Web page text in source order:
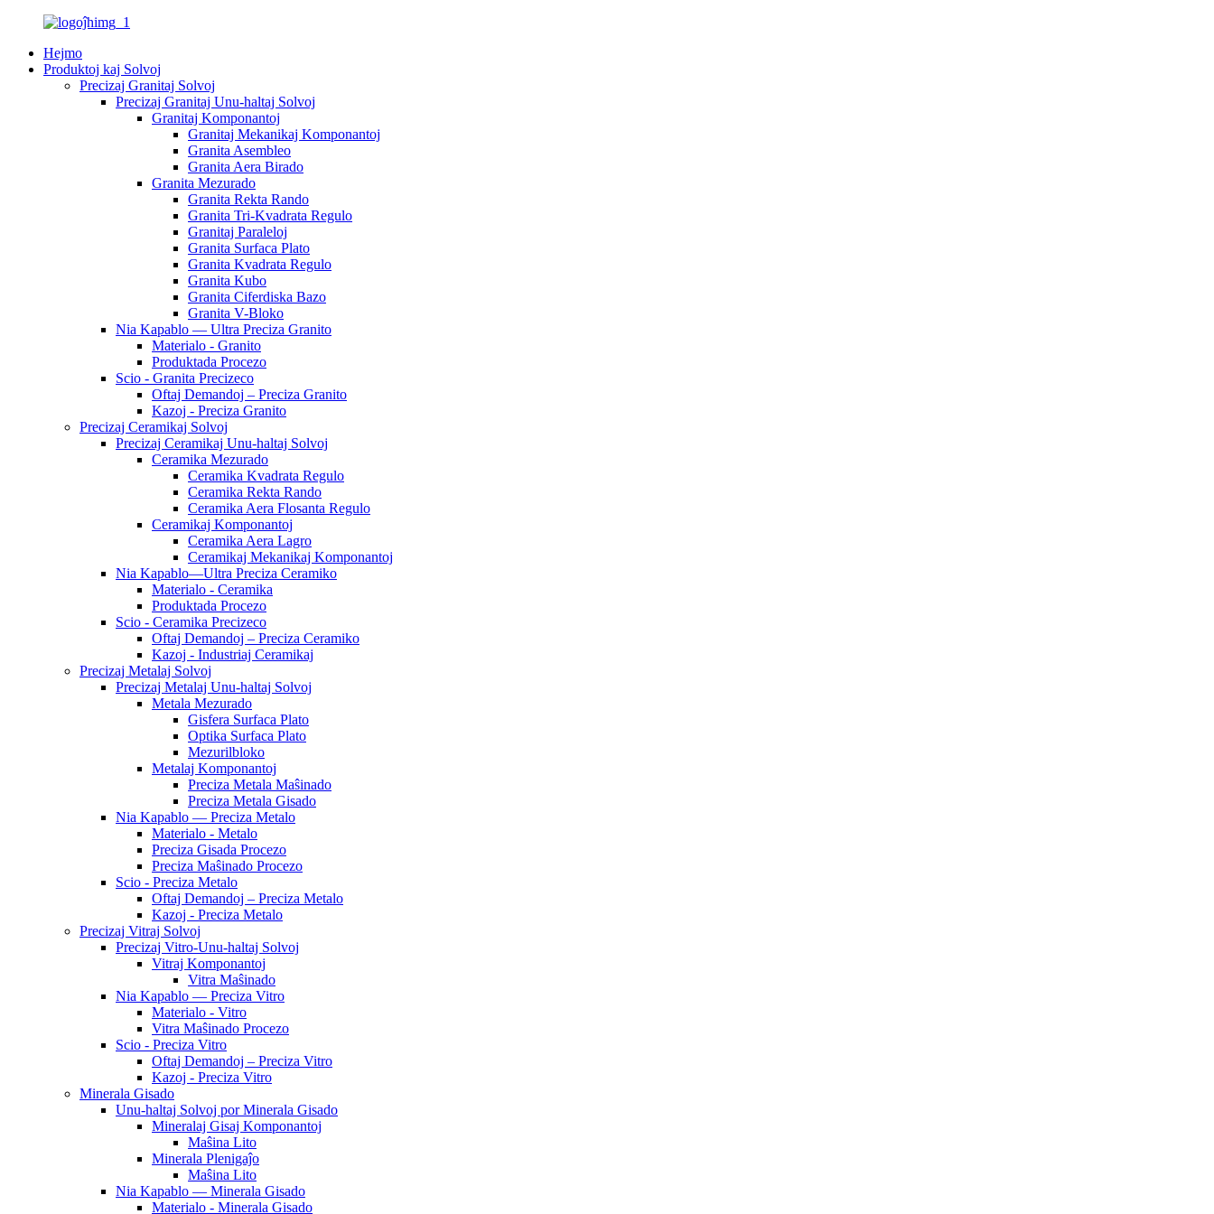
Hejmo
Produktoj kaj Solvoj
Precizaj Granitaj Solvoj
Precizaj Granitaj Unu-haltaj Solvoj
Granitaj Komponantoj
Granitaj Mekanikaj Komponantoj
Granita Asembleo
Granita Aera Birado
Granita Mezurado
Granita Rekta Rando
Granita Tri-Kvadrata Regulo
Granitaj Paraleloj
Granita Surfaca Plato
Granita Kvadrata Regulo
Granita Kubo
Granita Ciferdiska Bazo
Granita V-Bloko
Nia Kapablo — Ultra Preciza Granito
Materialo - Granito
Produktada Procezo
Scio - Granita Precizeco
Oftaj Demandoj – Preciza Granito
Kazoj - Preciza Granito
Precizaj Ceramikaj Solvoj
Precizaj Ceramikaj Unu-haltaj Solvoj
Ceramika Mezurado
Ceramika Kvadrata Regulo
Ceramika Rekta Rando
Ceramika Aera Flosanta Regulo
Ceramikaj Komponantoj
Ceramika Aera Lagro
Ceramikaj Mekanikaj Komponantoj
Nia Kapablo—Ultra Preciza Ceramiko
Materialo - Ceramika
Produktada Procezo
Scio - Ceramika Precizeco
Oftaj Demandoj – Preciza Ceramiko
Kazoj - Industriaj Ceramikaj
Precizaj Metalaj Solvoj
Precizaj Metalaj Unu-haltaj Solvoj
Metala Mezurado
Gisfera Surfaca Plato
Optika Surfaca Plato
Mezurilbloko
Metalaj Komponantoj
Preciza Metala Maŝinado
Preciza Metala Gisado
Nia Kapablo — Preciza Metalo
Materialo - Metalo
Preciza Gisada Procezo
Preciza Maŝinado Procezo
Scio - Preciza Metalo
Oftaj Demandoj – Preciza Metalo
Kazoj - Preciza Metalo
Precizaj Vitraj Solvoj
Precizaj Vitro-Unu-haltaj Solvoj
Vitraj Komponantoj
Vitra Maŝinado
Nia Kapablo — Preciza Vitro
Materialo - Vitro
Vitra Maŝinado Procezo
Scio - Preciza Vitro
Oftaj Demandoj – Preciza Vitro
Kazoj - Preciza Vitro
Minerala Gisado
Unu-haltaj Solvoj por Minerala Gisado
Mineralaj Gisaj Komponantoj
Maŝina Lito
Minerala Plenigaĵo
Maŝina Lito
Nia Kapablo — Minerala Gisado
Materialo - Minerala Gisado